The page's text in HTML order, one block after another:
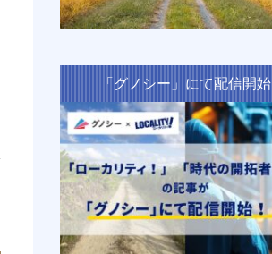
「グノシー」にて配信開始